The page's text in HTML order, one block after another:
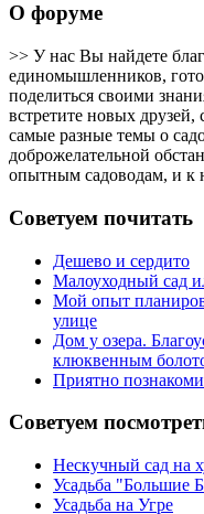
О форуме
>> У нас Вы найдете
единомышленников,
поделиться своими
встретите новых
самые разные темы о
доброжелательной
опытным садоводам, и к
Советуем почитать
Дешево и сердито
Малоуходный сад
Мой опыт
улице
Дом у озера.
клюквенным
Приятно
Советуем
Нескучный сад на
Усадьба "Большие
Усадьба на Угре